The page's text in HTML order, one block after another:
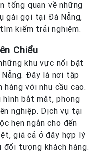
tổng quan về những
gái gọi tại Đà Nẵng,
kiếm trải nghiệm.
Chiểu
khu vực nổi bật
Đây là nơi tập
với nhu cầu cao.
hình bắt mắt, phong
nghiệp. Dịch vụ tại
hẹn ngắn cho đến
giá cả ở đây hợp lý
đối tượng khách hàng.